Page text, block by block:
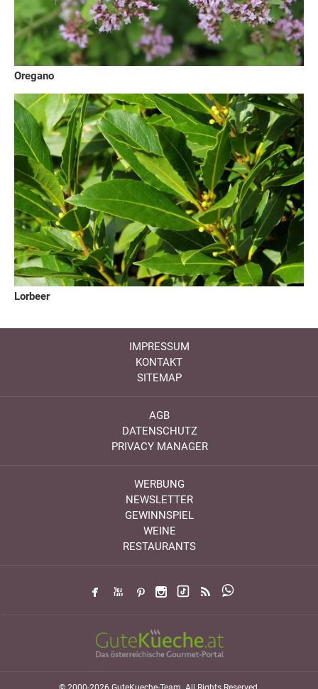
Oregano
Lorbeer
IMPRESSUM
KONTAKT
SITEMAP
AGB
DATENSCHUTZ
PRIVACY MANAGER
WERBUNG
NEWSLETTER
GEWINNSPIEL
WEINE
RESTAURANTS